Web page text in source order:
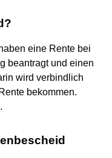
eine Rente bei
beantragt und einen
wird verbindlich
bekommen.